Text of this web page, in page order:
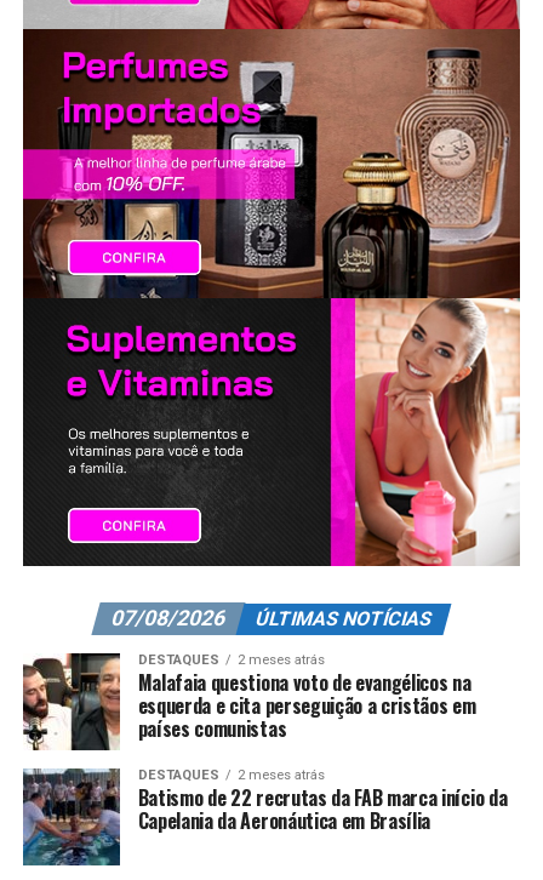
07/08/2026 ÚLTIMAS NOTÍCIAS
DESTAQUES 2 meses atrás
Malafaia questiona voto de evangélicos na
esquerda e cita perseguição a cristãos em
países comunistas
DESTAQUES 2 meses atrás
Batismo de 22 recrutas da FAB marca início da
Capelania da Aeronáutica em Brasília